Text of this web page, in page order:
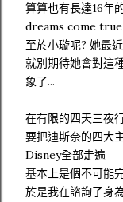
算算也有長達16年
dreams come true
至於小璇呢? 她最
就別期待她會對這
象了...
在有限的四天三夜
要把迪斯奈的四大
Disney全部走遍
基本上是個不可能
於是我在諮詢了身